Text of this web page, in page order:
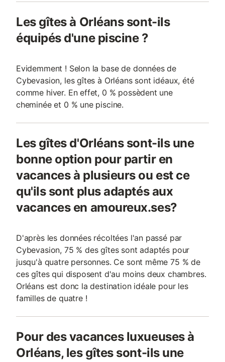
Les gîtes à Orléans sont-ils
équipés d'une piscine ?
Evidemment ! Selon la base de données de
Cybevasion, les gîtes à Orléans sont idéaux, été
comme hiver. En effet, 0 % possèdent une
cheminée et 0 % une piscine.
Les gîtes d'Orléans sont-ils une
bonne option pour partir en
vacances à plusieurs ou est ce
qu'ils sont plus adaptés aux
vacances en amoureux.ses?
D'après les données récoltées l'an passé par
Cybevasion, 75 % des gîtes sont adaptés pour
jusqu'à quatre personnes. Ce sont même 75 % de
ces gîtes qui disposent d'au moins deux chambres.
Orléans est donc la destination idéale pour les
familles de quatre !
Pour des vacances luxueuses à
Orléans, les gîtes sont-ils une